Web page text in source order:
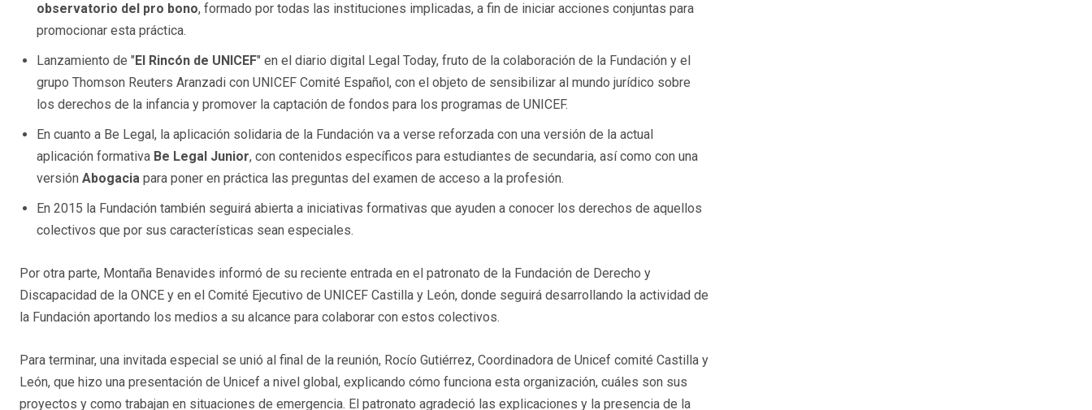
observatorio del pro bono, formado por todas las instituciones implicadas, a fin de iniciar acciones conjuntas para
promocionar esta práctica.
Lanzamiento de " El Rincón de UNICEF" en el diario digital Legal Today, fruto de la colaboración de la Fundación y el
grupo Thomson Reuters Aranzadi con UNICEF Comité Español, con el objeto de sensibilizar al mundo jurídico sobre
los derechos de la infancia y promover la captación de fondos para los programas de UNICEF.
En cuanto a Be Legal, la aplicación solidaria de la Fundación va a verse reforzada con una versión de la actual
aplicación formativa Be Legal Junior, con contenidos específicos para estudiantes de secundaria, así como con una
versión Abogacia para poner en práctica las preguntas del examen de acceso a la profesión.
En 2015 la Fundación también seguirá abierta a iniciativas formativas que ayuden a conocer los derechos de aquellos
colectivos que por sus características sean especiales.
Por otra parte, Montaña Benavides informó de su reciente entrada en el patronato de la Fundación de Derecho y
Discapacidad de la ONCE y en el Comité Ejecutivo de UNICEF Castilla y León, donde seguirá desarrollando la actividad de
la Fundación aportando los medios a su alcance para colaborar con estos colectivos.
Para terminar, una invitada especial se unió al final de la reunión, Rocío Gutiérrez, Coordinadora de Unicef comité Castilla y
León, que hizo una presentación de Unicef a nivel global, explicando cómo funciona esta organización, cuáles son sus
proyectos y como trabajan en situaciones de emergencia. El patronato agradeció las explicaciones y la presencia de la